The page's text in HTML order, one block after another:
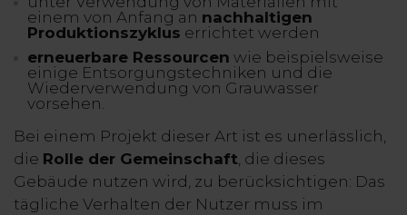
einem von Anfang an nachhaltigen
Produktionszyklus errichtet werden
erneuerbare Ressourcen wie beispielsweise
einige Entsorgungstechniken und die
Wiederverwendung von Grauwasser
vorsehen.
Bei einem Projekt dieser Art ist es unerlässlich,
die Rolle der Gemeinschaft, die dieses
Gebäude nutzen wird, zu berücksichtigen: Das
tägliche Verhalten der Nutzer muss im